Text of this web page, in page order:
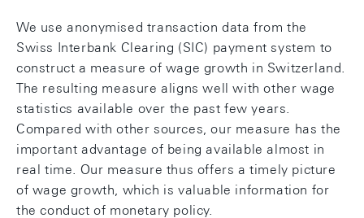
We use anonymised transaction data from the
Swiss Interbank Clearing (SIC) payment system to
construct a measure of wage growth in Switzerland.
The resulting measure aligns well with other wage
statistics available over the past few years.
Compared with other sources, our measure has the
important advantage of being available almost in
real time. Our measure thus offers a timely picture
of wage growth, which is valuable information for
the conduct of monetary policy.